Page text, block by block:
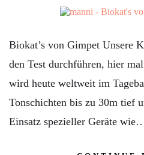
Biokat’s von Gimpet Unsere
den Test durchführen, hier
wird heute welt­weit im
Ton­schich­ten bis zu 30m tief
Ein­satz spe­zi­el­ler Geräte